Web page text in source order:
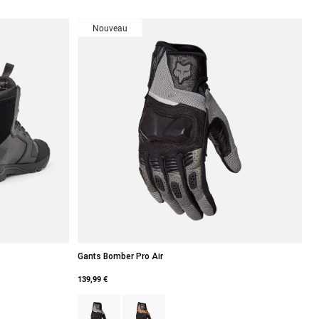
Nouveau
Gants Bomber Pro Air
139,99 €
Product swatch type of Noir/Gris.
Product swatch type of Brun kaki foncé.